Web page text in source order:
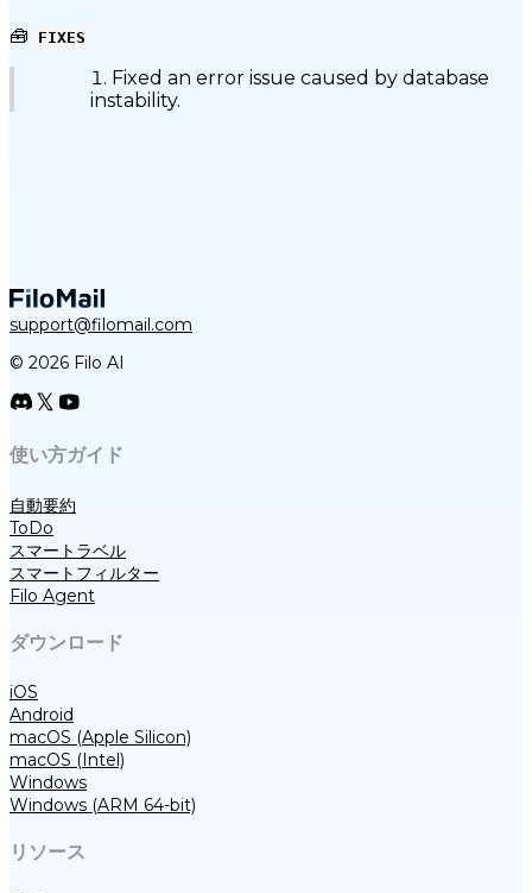
🧰 FIXES
Fixed an error issue caused by database
instability.
support@filomail.com
© 2026 Filo AI
使い方ガイド
自動要約
ToDo
スマートラベル
スマートフィルター
Filo Agent
ダウンロード
iOS
Android
macOS (Apple Silicon)
macOS (Intel)
Windows
Windows (ARM 64-bit)
リソース